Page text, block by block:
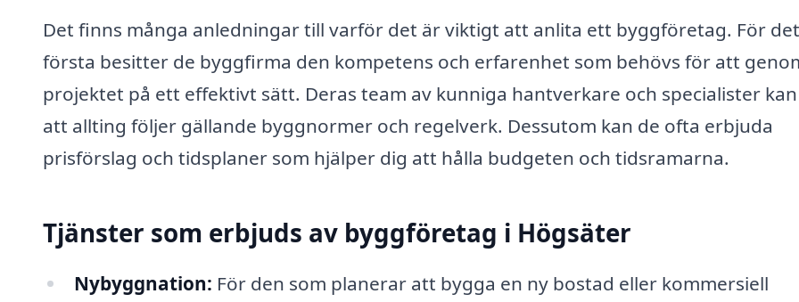
Det finns många anledningar till varför det är viktigt att anlita ett byggföretag. För det
första besitter de byggfirma den kompetens och erfarenhet som behövs för att
projektet på ett effektivt sätt. Deras team av kunniga hantverkare och specialister
att allting följer gällande byggnormer och regelverk. Dessutom kan de ofta erbjuda
prisförslag och tidsplaner som hjälper dig att hålla budgeten och tidsramarna.
Tjänster som erbjuds av byggföretag i Högsäter
Nybyggnation: För den som planerar att bygga en ny bostad eller kommersiell